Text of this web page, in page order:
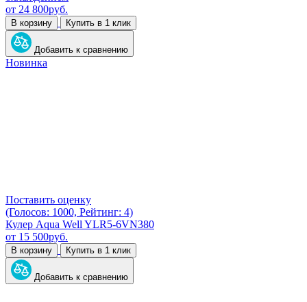
от 24 800руб.
В корзину Купить в 1 клик
Добавить к сравнению
Новинка
Поставить оценку
(Голосов: 1000, Рейтинг: 4)
Кулер Aqua Well YLR5-6VN380
от 15 500руб.
В корзину Купить в 1 клик
Добавить к сравнению